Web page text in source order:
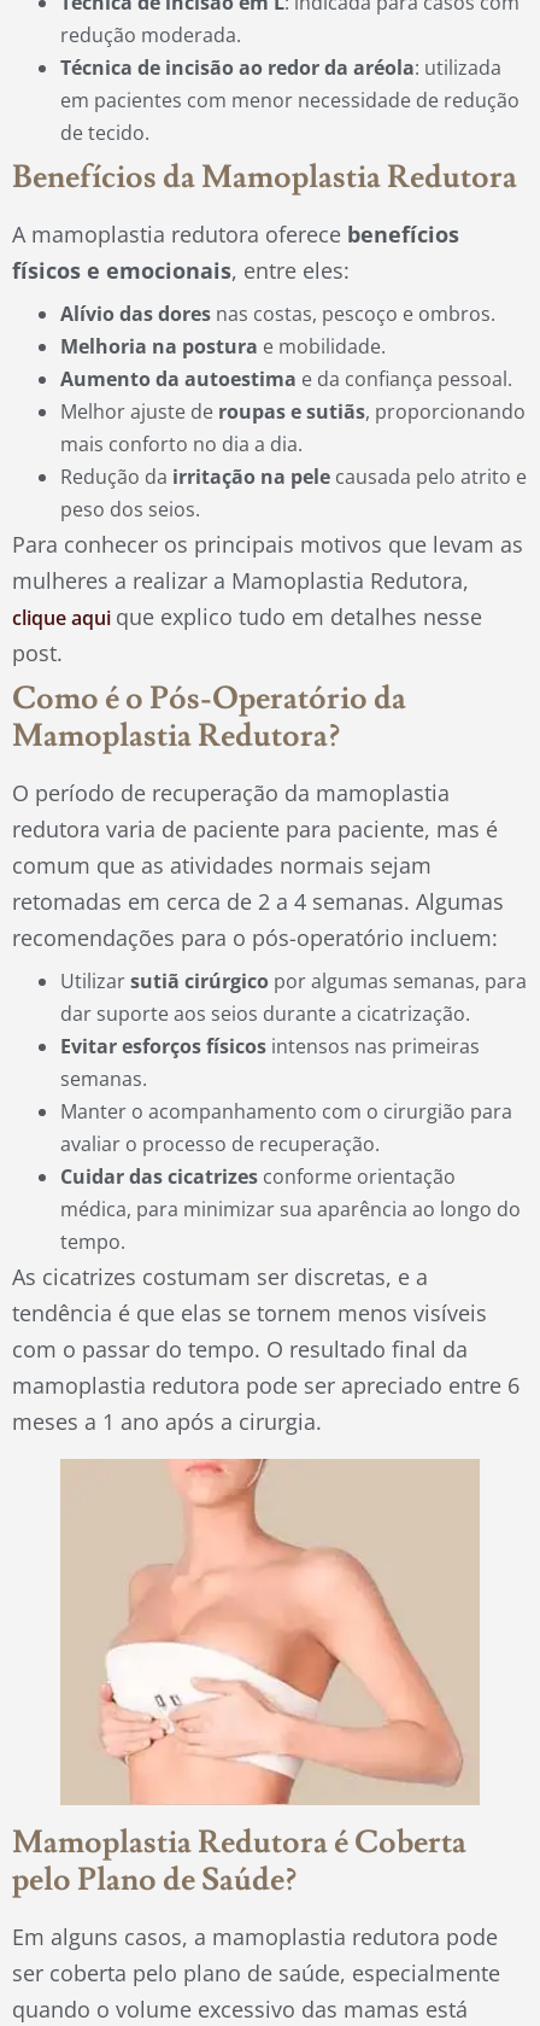
redução moderada.
Técnica de incisão ao redor da aréola: utilizada
em pacientes com menor necessidade de redução
de tecido.
Benefícios da Mamoplastia Redutora
A mamoplastia redutora oferece benefícios
físicos e emocionais, entre eles:
Alívio das dores nas costas, pescoço e ombros.
Melhoria na postura e mobilidade.
Aumento da autoestima e da confiança pessoal.
Melhor ajuste de roupas e sutiãs, proporcionando
mais conforto no dia a dia.
Redução da irritação na pele causada pelo atrito e
peso dos seios.
Para conhecer os principais motivos que levam as
mulheres a realizar a Mamoplastia Redutora,
clique aqui que explico tudo em detalhes nesse
post.
Como é o Pós-Operatório da
Mamoplastia Redutora?
O período de recuperação da mamoplastia
redutora varia de paciente para paciente, mas é
comum que as atividades normais sejam
retomadas em cerca de 2 a 4 semanas. Algumas
recomendações para o pós-operatório incluem:
Utilizarsutiã cirúrgico por algumas semanas, para
dar suporte aos seios durante a cicatrização.
Evitar esforços físicos intensos nas primeiras
semanas.
Manter o acompanhamento com o cirurgião para
avaliar o processo de recuperação.
Cuidar das cicatrizes conforme orientação
médica, para minimizar sua aparência ao longo do
tempo.
As cicatrizes costumam ser discretas, e a
tendência é que elas se tornem menos visíveis
com o passar do tempo. O resultado final da
mamoplastia redutora pode ser apreciado entre 6
meses a 1 ano após a cirurgia.
Mamoplastia Redutora é Coberta
pelo Plano de Saúde?
Em alguns casos, a mamoplastia redutora pode
ser coberta pelo plano de saúde, especialmente
quando o volume excessivo das mamas está